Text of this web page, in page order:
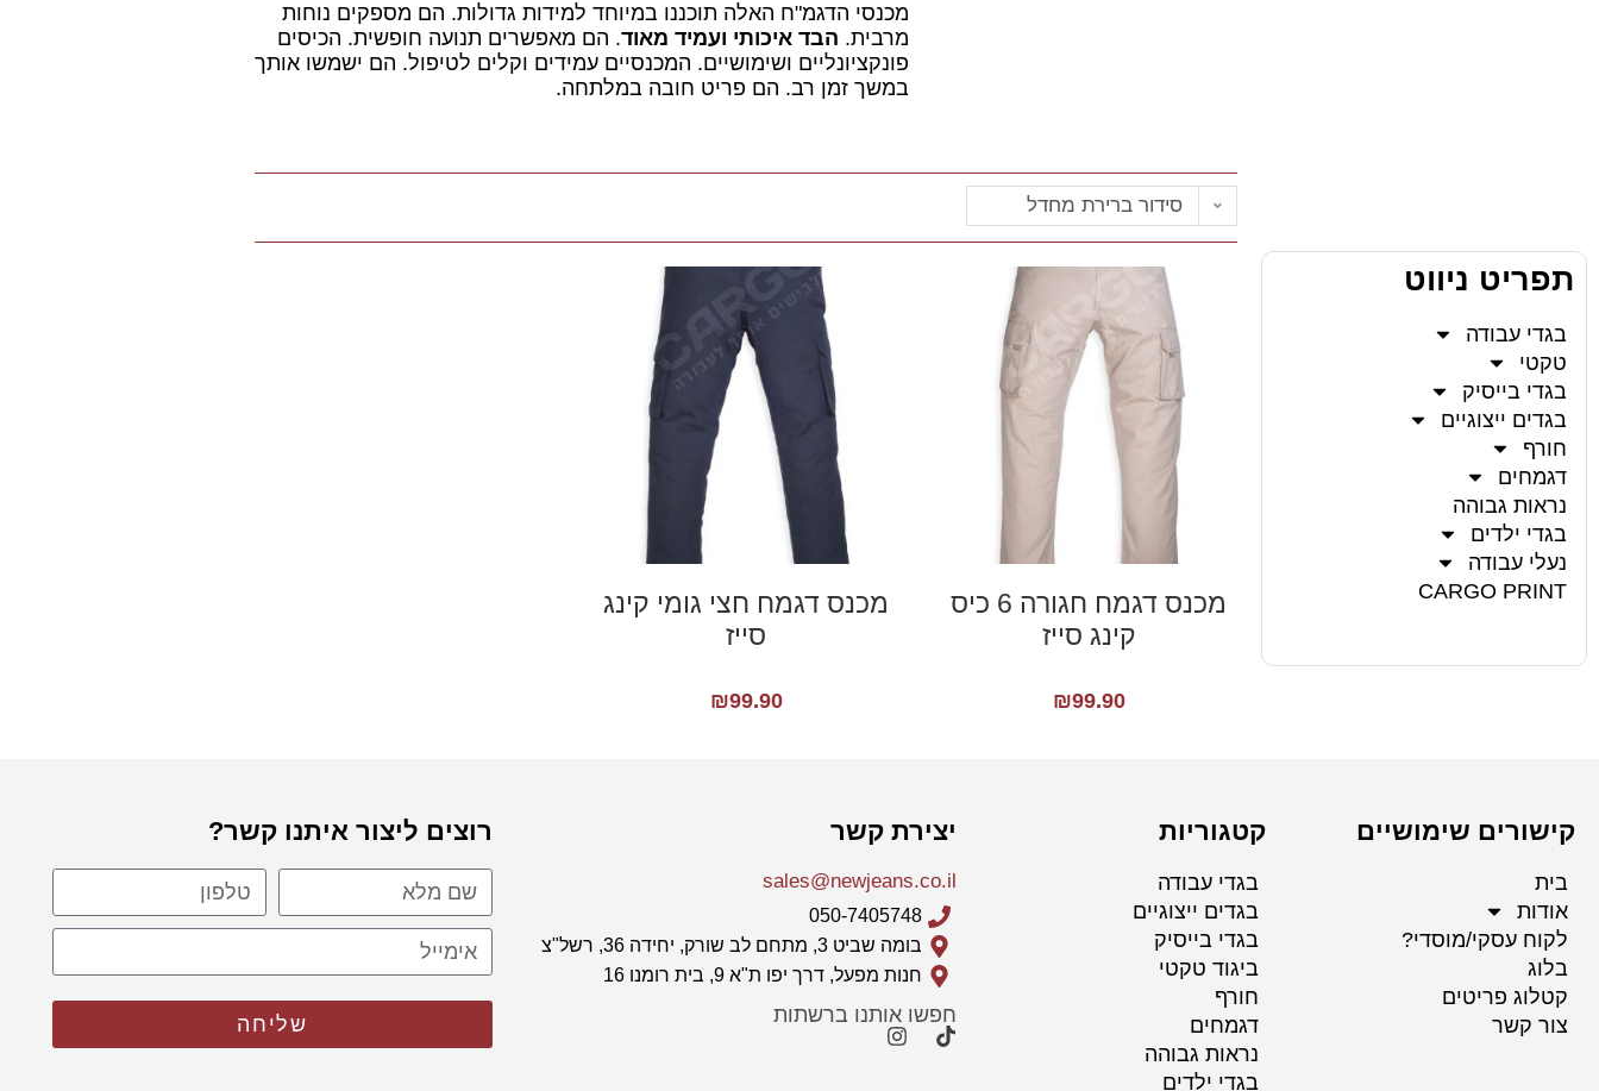
מכנסי הדגמ"ח האלה תוכננו במיוחד למידות גדולות. הם מספקים נוחות
מרבית. הבד איכותי ועמיד מאוד. הם מאפשרים תנועה חופשית. הכיסים
פונקציונליים ושימושיים. המכנסיים עמידים וקלים לטיפול. הם ישמשו אותך
במשך זמן רב. הם פריט חובה במלתחה.
תפריט ניווט
בגדי עבודה
טקטי
בגדי בייסיק
בגדים ייצוגיים
חורף
דגמחים
נראות גבוהה
בגדי ילדים
נעלי עבודה
CARGO PRINT
סידור ברירת מחדל
מכנס דגמח חגורה 6 כיס
קינג סייז
₪99.90
מכנס דגמח חצי גומי קינג
סייז
₪99.90
קישורים שימושיים
בית
אודות
לקוח עסקי/מוסדי?
בלוג
קטלוג פריטים
צור קשר
קטגוריות
בגדי עבודה
בגדים ייצוגיים
בגדי בייסיק
ביגוד טקטי
חורף
דגמחים
נראות גבוהה
בגדי ילדים
יצירת קשר
sales@newjeans.co.il
050-7405748
בומה שביט 3, מתחם לב שורק, יחידה 36, רשל"צ
חנות מפעל, דרך יפו ת"א 9, בית רומנו 16
חפשו אותנו ברשתות
רוצים ליצור איתנו קשר?
שליחה